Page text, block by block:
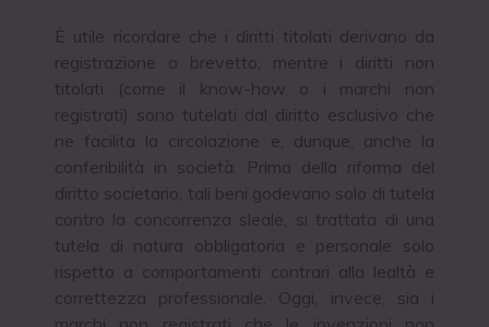
È utile ricordare che i diritti titolati derivano da
registrazione o brevetto, mentre i diritti non
titolati (come il know-how o i marchi non
registrati) sono tutelati dal diritto esclusivo che
ne facilita la circolazione e, dunque, anche la
conferibilità in società. Prima della riforma del
diritto societario, tali beni godevano solo di tutela
contro la concorrenza sleale, si trattata di una
tutela di natura obbligatoria e personale solo
rispetto a comportamenti contrari alla lealtà e
correttezza professionale. Oggi, invece, sia i